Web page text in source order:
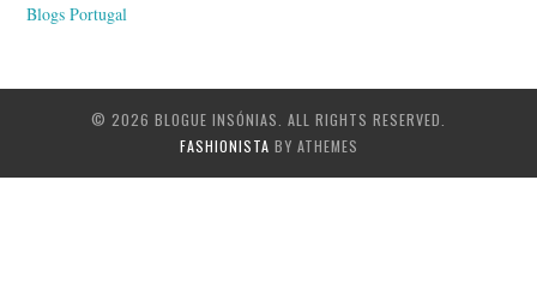
Blogs Portugal
© 2026 BLOGUE INSÓNIAS. ALL RIGHTS RESERVED.
FASHIONISTA BY ATHEMES